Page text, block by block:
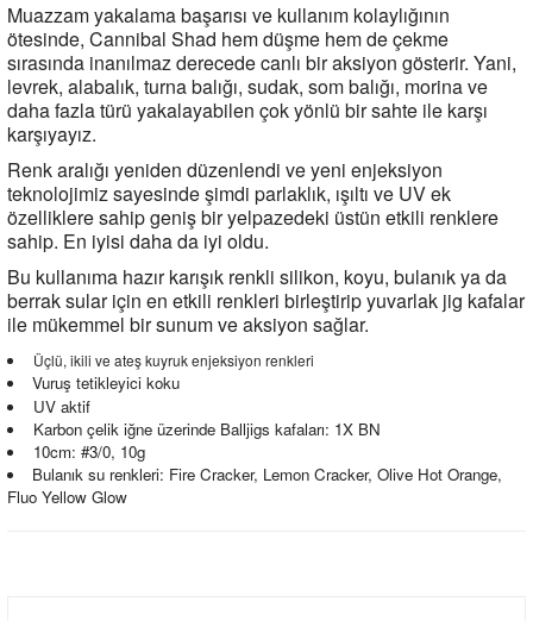
Muazzam yakalama başarısı ve kullanım kolaylığının
ötesinde, Cannibal Shad hem düşme hem de çekme
sırasında inanılmaz derecede canlı bir aksiyon gösterir. Yani,
levrek, alabalık, turna balığı, sudak, som balığı, morina ve
daha fazla türü yakalayabilen çok yönlü bir sahte ile karşı
karşıyayız.
Renk aralığı yeniden düzenlendi ve yeni enjeksiyon
teknolojimiz sayesinde şimdi parlaklık, ışıltı ve UV ek
özelliklere sahip geniş bir yelpazedeki üstün etkili renklere
sahip. En iyisi daha da iyi oldu.
Bu kullanıma hazır karışık renkli silikon, koyu, bulanık ya da
berrak sular için en etkili renkleri birleştirip yuvarlak jig kafalar
ile mükemmel bir sunum ve aksiyon sağlar.
Üçlü, ikili ve ateş kuyruk enjeksiyon renkleri
Vuruş tetikleyici koku
UV aktif
Karbon çelik iğne üzerinde Balljigs kafaları: 1X BN
10cm: #3/0, 10g
Bulanık su renkleri: Fire Cracker, Lemon Cracker, Olive Hot Orange,
Fluo Yellow Glow